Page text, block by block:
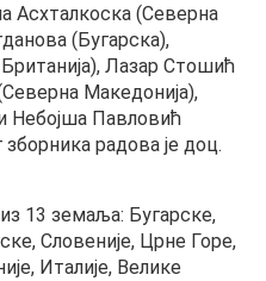
Асхталкоска (Северна
(Бугарска),
Лазар Стошић
Македонија),
Небојша Павловић
радова је доц.
13 земаља: Бугарске,
Словеније, Црне Горе,
Италије, Велике